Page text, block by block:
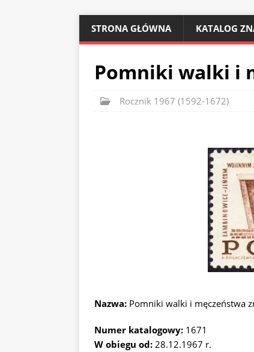
STRONA GŁÓWNA KATALOG
Pomniki walki i
Rocznik 1967 (1592-1672)
Nazwa: Pomniki walki i męczeństwa
Numer katalogowy: 1671
W obiegu od: 28.12.1967 r.